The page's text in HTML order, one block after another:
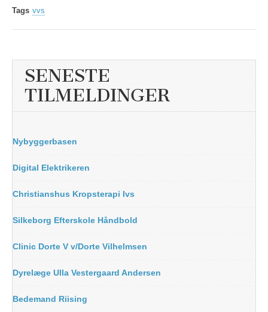
Tags vvs
SENESTE
TILMELDINGER
Nybyggerbasen
Digital Elektrikeren
Christianshus Kropsterapi Ivs
Silkeborg Efterskole Håndbold
Clinic Dorte V v/Dorte Vilhelmsen
Dyrelæge Ulla Vestergaard Andersen
Bedemand Riising